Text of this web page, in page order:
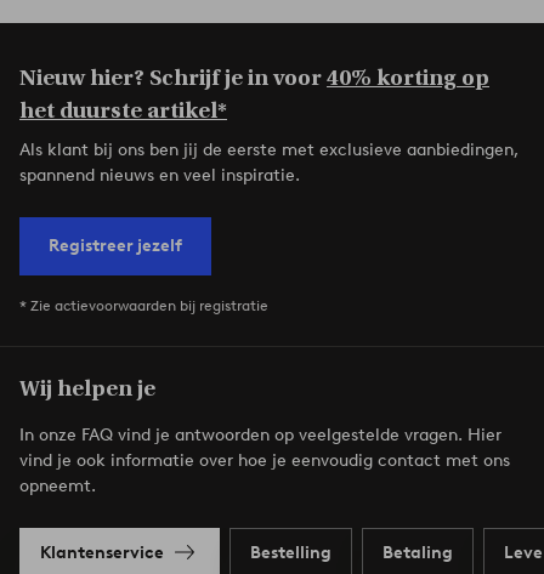
Nieuw hier? Schrijf je in voor40% korting op
het duurste artikel*
Als klant bij ons ben jij de eerste met exclusieve aanbiedingen,
spannend nieuws en veel inspiratie.
Registreer jezelf
* Zie actievoorwaarden bij registratie
Wij helpen je
In onze FAQ vind je antwoorden op veelgestelde vragen. Hier
vind je ook informatie over hoe je eenvoudig contact met ons
opneemt.
Klantenservice Bestelling Betaling